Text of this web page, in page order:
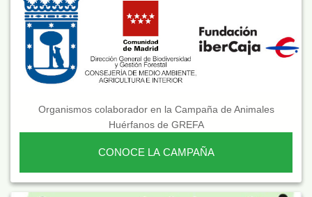
Organismos colaborador en la Campaña de Animales
Huérfanos de GREFA
CONOCE LA CAMPAÑA